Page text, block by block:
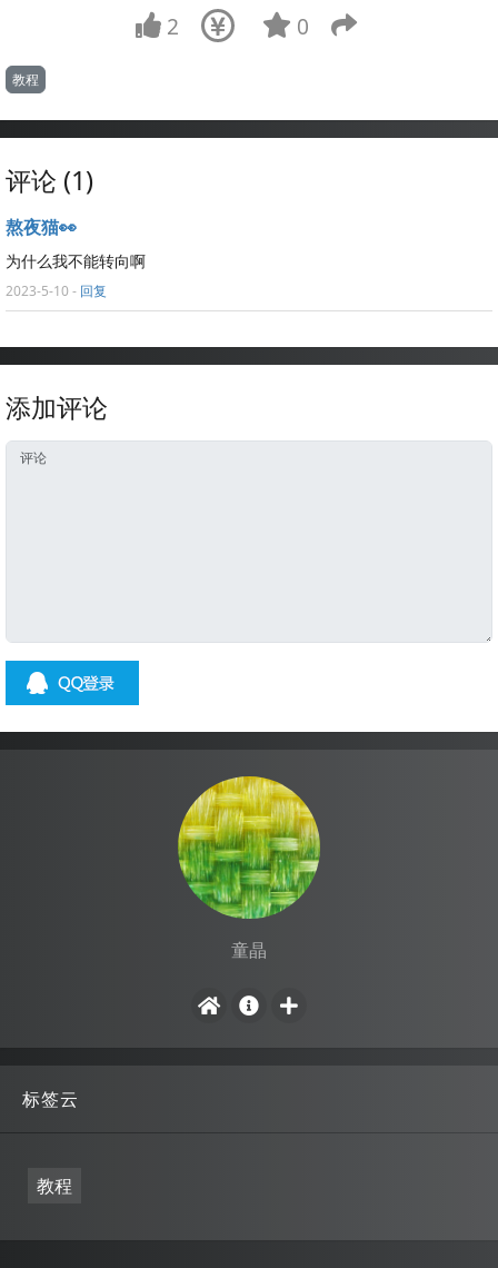
2 0
教程
评论 (1)
熬夜猫👀
为什么我不能转向啊
2023-5-10 - 回复
添加评论
童晶
标签云
教程